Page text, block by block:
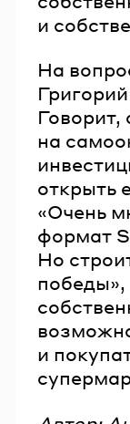
и
На
Говорит,
на
открыть
«Очень
формат
Но
победы»,
и